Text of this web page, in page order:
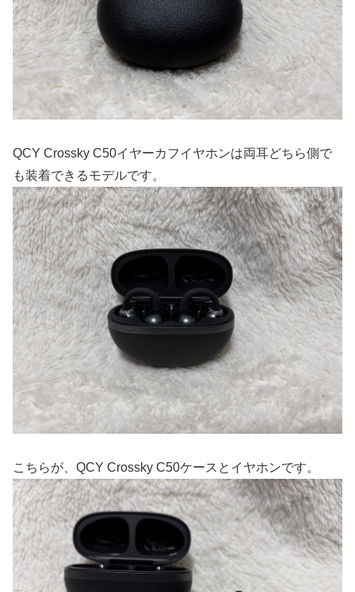
QCY Crossky C50イヤーカフイヤホンは両耳どちら側で
も装着できるモデルです。
こちらが、QCY Crossky C50ケースとイヤホンです。